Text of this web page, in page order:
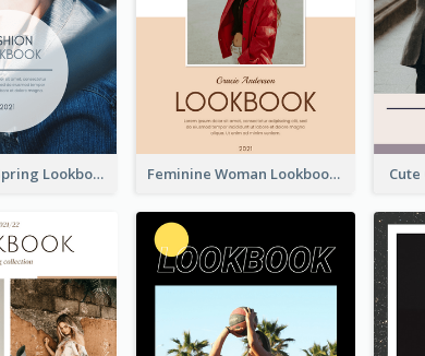
Men's Wear Spring Lookbook Feminine Woman Lookbook